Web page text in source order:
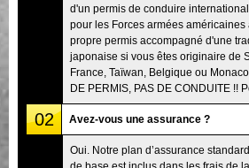
d'un permis de conduire
pour les Forces armées américaines
propre permis accompagné d'une
japonaise si vous êtes originaire de
France, Taïwan, Belgique ou
DE PERMIS, PAS DE CONDUITE !!
02 Avez-vous une assurance ?
Oui. Notre plan d’assurance